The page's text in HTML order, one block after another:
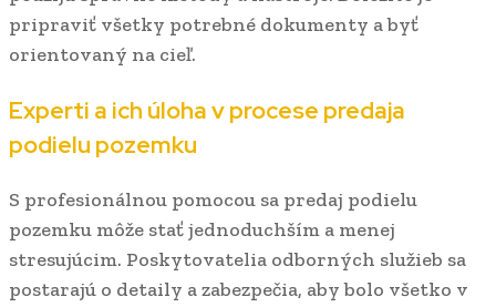
pripraviť všetky potrebné dokumenty a byť
orientovaný na cieľ.
Experti a ich úloha v procese predaja
podielu pozemku
S profesionálnou pomocou sa predaj podielu
pozemku môže stať jednoduchším a menej
stresujúcim. Poskytovatelia odborných služieb sa
postarajú o detaily a zabezpečia, aby bolo všetko v